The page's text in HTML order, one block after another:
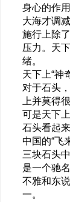
身心的作
大海才调
施行上除
压力。天
绪。
天下上“神
对于石头
上并莫得
可是天下
石头看起
中国的“飞
三块石头
是一个驰
不雅和东
一。